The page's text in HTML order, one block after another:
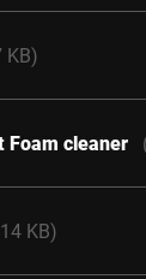
KB)
Foam cleaner
KB)